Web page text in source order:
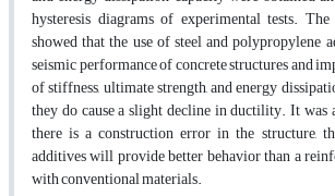
hysteresis diagrams of experimental tests.
showed that the use of steel and polypropylene
seismic performance of concrete structures and
of stiffness, ultimate strength, and energy
they do cause a slight decline in ductility. It was
there is a construction error in the structure,
additives will provide better behavior than a
with conventional materials.